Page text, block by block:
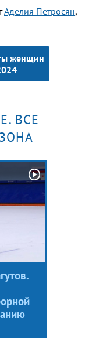
Аделия Петросян,
женщин
ВСЕ